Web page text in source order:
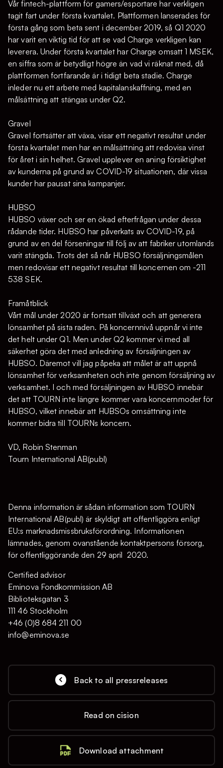
Vår fintech-plattform för gamers/esportare har verkligen
tagit fart under första kvartalet. Plattformen lanserades för
första gång som beta sent i december 2019, så Q1 2020
har varit en viktig tid för att se vad Charge verkligen kan
leverera. Under första kvartalet har Charge omsatt 1 MSEK,
en siffra som är betydligt högre än vad vi räknat med, då
plattformen fortfarande är i tidigt beta stadie. Charge
inleder nu ett arbete med kapitalanskaffning, med en
målsättning att stängas under Q2.
Gravel
Gravel fortsätter att växa, visar ett negativt resultat under
första kvartalet men har en målsättning att redovisa vinst
för året i sin helhet. Gravel upplever en aning försiktighet
av kunderna på grund av COVID-19 situationen, där vissa
kunder har pausat sina kampanjer.
HUBSO
HUBSO växer och ser en ökad efterfrågan under dessa
rådande tider. HUBSO har påverkats av COVID-19, på
grund av en del förseningar till följ av att fabriker utomlands
varit stängda. Trots det så når HUBSO försäljningsmålen
men redovisar ett negativt resultat till koncernen om -211
538 SEK.
Framåtblick
Vårt mål under 2020 är fortsatt tillväxt och att generera
lönsamhet på sista raden. På koncernnivå uppnår vi inte
det helt under Q1. Men under Q2 kommer vi med all
säkerhet göra det med anledning av försäljningen av
HUBSO. Däremot vill jag påpeka att målet är att uppnå
lönsamhet för verksamheten och inte genom försäljning av
verksamhet. I och med försäljningen av HUBSO innebär
det att TOURN inte längre kommer vara koncernmoder för
HUBSO, vilket innebär att HUBSOs omsättning inte
kommer bidra till TOURNs koncern.
VD, Robin Stenman
Tourn International AB(publ)
Denna information är sådan information som TOURN
International AB(publ) är skyldigt att offentliggöra enligt
EU:s marknadsmissbruksförordning. Informationen
lämnades, genom ovanstående kontaktpersons försorg,
för offentliggörande den 29 april 2020.
Certified advisor
Eminova Fondkommission AB
Biblioteksgatan 3
111 46 Stockholm
+46 (0)8 684 211 00
info@eminova.se
Back to all pressreleases
Read on cision
Download attachment